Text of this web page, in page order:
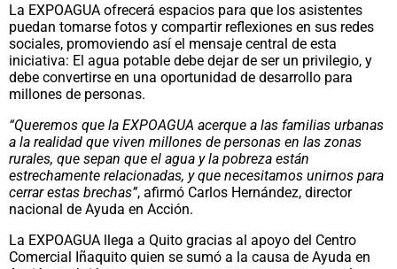
La EXPOAGUA ofrecerá espacios para que los asistentes
puedan tomarse fotos y compartir reflexiones en sus redes
sociales, promoviendo así el mensaje central de esta
iniciativa: El agua potable debe dejar de ser un privilegio, y
debe convertirse en una oportunidad de desarrollo para
millones de personas.
“Queremos que la EXPOAGUA acerque a las familias urbanas
a la realidad que viven millones de personas en las zonas
rurales, que sepan que el agua y la pobreza están
estrechamente relacionadas, y que necesitamos unirnos para
cerrar estas brechas”, afirmó Carlos Hernández, director
nacional de Ayuda en Acción.
La EXPOAGUA llega a Quito gracias al apoyo del Centro
Comercial Iñaquito quien se sumó a la causa de Ayuda en